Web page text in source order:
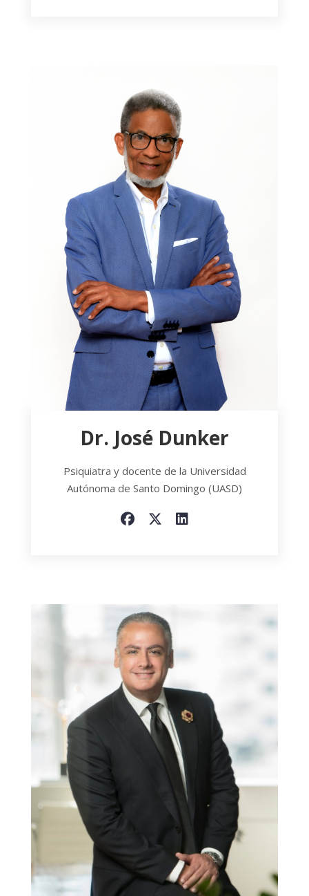
Dr. José Dunker
Psiquiatra y docente de la Universidad
Autónoma de Santo Domingo (UASD)